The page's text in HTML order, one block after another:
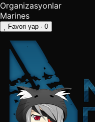
Organizasyonlar
Marines
Favori yap · 0